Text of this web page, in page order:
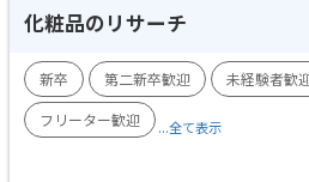
化粧品のリサーチ
新卒 第二新卒歓迎 未経験者歓
フリーター歓迎
...全て表示